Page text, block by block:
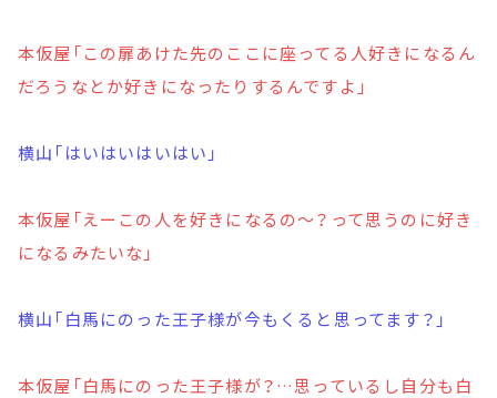
本仮屋「この扉あけた先のここに座ってる人好きになるん
だろうなとか好きになったりするんですよ」
横山「はいはいはいはい」
本仮屋「えーこの人を好きになるの～？って思うのに好き
になるみたいな」
横山「白馬にのった王子様が今もくると思ってます？」
本仮屋「白馬にのった王子様が？…思っているし自分も白